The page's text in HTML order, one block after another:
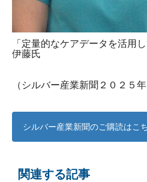
「定量的なケアデータを活用
伊藤氏
（シルバー産業新聞２０２５
シルバー産業新聞のご購読はこ
関連する記事